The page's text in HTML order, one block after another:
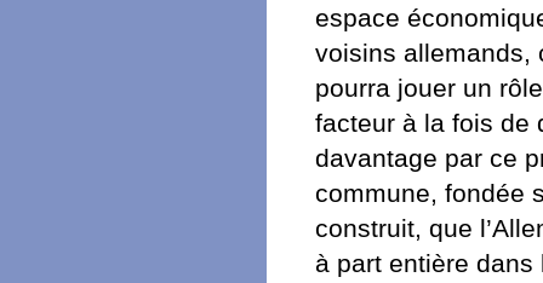
espace
voisins allemands,
pourra jouer un
facteur à la fois de
davantage par ce
commune, fondée
construit, que
à part entière dans